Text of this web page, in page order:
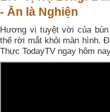
- Ăn là Nghiện
Hương vị tuyệt vời của
thể rời mắt khỏi màn hình.
Thực TodayTV ngay hôm